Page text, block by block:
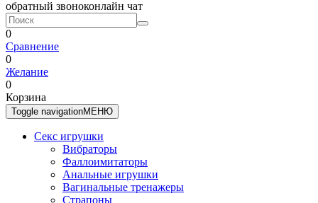
обратный звоноконлайн чат
0
Сравнение
0
Желание
0
Корзина
Toggle navigationМЕНЮ
Секс игрушки
Вибраторы
Фаллоимитаторы
Анальные игрушки
Вагинальные тренажеры
Страпоны